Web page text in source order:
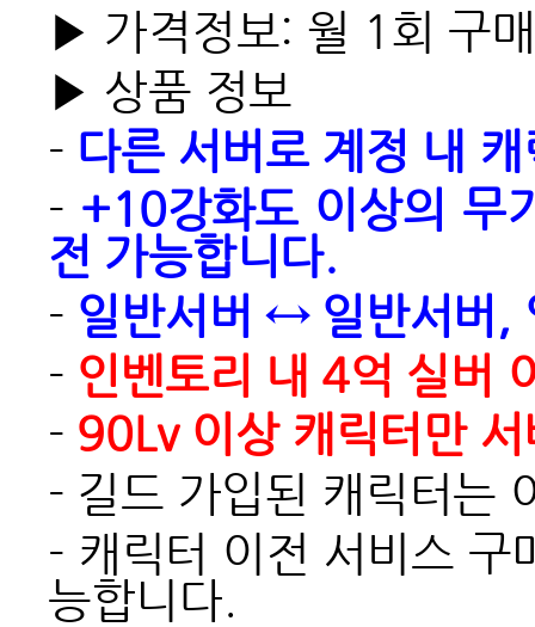
▶ 가격정보: 월 1회 구
▶ 상품 정보
- 다른 서버로 계정 내
- +10강화도 이상의 무
전 가능합니다.
- 일반서버 ↔ 일반서버,
- 인벤토리 내 4억 실버
- 90Lv 이상 캐릭터만
- 길드 가입된 캐릭터는
- 캐릭터 이전 서비스
능합니다.